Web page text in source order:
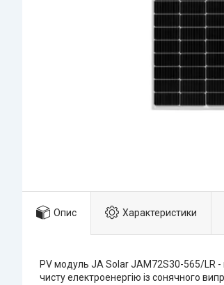
Опис Характеристики
PV модуль JA Solar JAM72S30-565/LR
чисту електроенергію із сонячного